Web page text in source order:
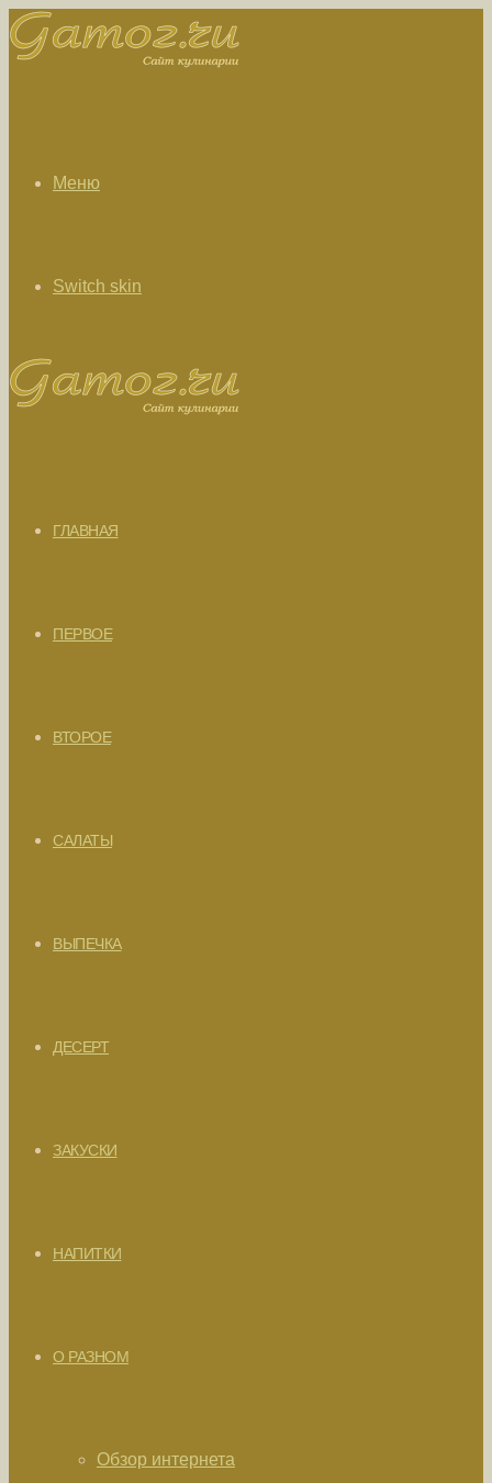
Меню
Switch skin
ГЛАВНАЯ
ПЕРВОЕ
ВТОРОЕ
САЛАТЫ
ВЫПЕЧКА
ДЕСЕРТ
ЗАКУСКИ
НАПИТКИ
О РАЗНОМ
Обзор интернета